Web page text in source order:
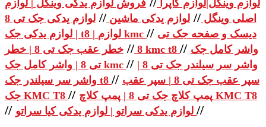
لوازم وینگل|لوازم کاپرا
فروش لوازم یدکی وینگل | لوازم
اصلی وینگل // لوازم یدکی ماشین //
لوازم یدکی جک تی 8
| لوازم یدکی جک t8 | لوازم kmc // دیسک و صفحه جک تی
8
// خطر عقب جک تی 8 | خطر kmc t8 // واشر کامل جک
تی 8 | واشر کامل جک kmc // واشر سر سیلندر جک تی 8 |
واشر سر سیلندر جک t8 // سپر عقب جک تی 8 | سپر عقب
جک KMC T8 // پمپ کلاچ جک تی 8 | پمپ کلاچ KMC T8
// //